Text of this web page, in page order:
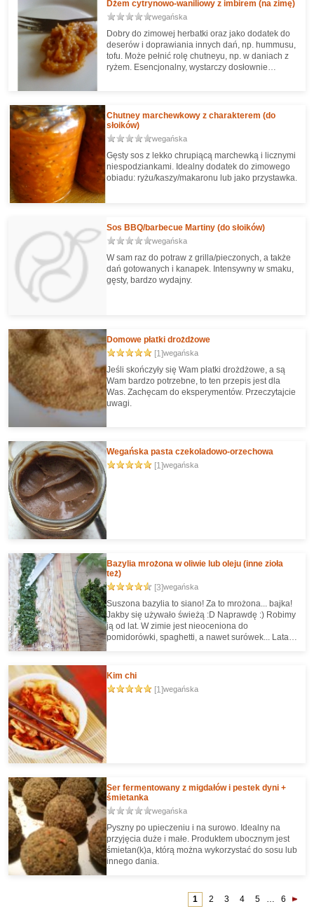
żadnego oleju - bo po kiego! Wcale nie mieli się
łatwiej ani znacząco szybciej. Zysk czasowy jest
minimalny, a dodatkowe puste kalorie lecą. Więc
olewamy olej :)
Dżem cytrynowo-waniliowy z imbirem (na zimę)
wegańska
Dobry do zimowej herbatki oraz jako dodatek do
deserów i doprawiania innych dań, np. hummusu,
tofu. Może pełnić rolę chutneyu, np. w daniach z
ryżem. Esencjonalny, wystarczy dosłownie
Chutney marchewkowy z charakterem (do
słoików)
wegańska
Gęsty sos z lekko chrupiącą marchewką i licznymi
niespodziankami. Idealny dodatek do zimowego
obiadu: ryżu/kaszy/makaronu lub jako przystawka.
Sos BBQ/barbecue Martiny (do słoików)
wegańska
W sam raz do potraw z grilla/pieczonych, a także
dań gotowanych i kanapek. Intensywny w smaku,
gęsty, bardzo wydajny.
Domowe płatki drożdżowe
[1]wegańska
Jeśli skończyły się Wam płatki drożdżowe, a są
Wam bardzo potrzebne, to ten przepis jest dla
Was. Zachęcam do eksperymentów. Przeczytajcie
uwagi.
Wegańska pasta czekoladowo-orzechowa
[1]wegańska
Bazylia mrożona w oliwie lub oleju (inne zioła
też)
[3]wegańska
Suszona bazylia to siano! Za to mrożona... bajka!
Jakby się używało świeżą :D Naprawdę :) Robimy
ją od lat. W zimie jest nieoceniona do
pomidorówki, spaghetti, a nawet surówek... Lata
warszawskich włoskich restauracji, która się u niej
zaopatrywała :)
Kim chi
[1]wegańska
Ser fermentowany z migdałów i pestek dyni +
śmietanka
wegańska
Pyszny po upieczeniu i na surowo. Idealny na
przyjęcia duże i małe. Produktem ubocznym jest
śmietan(k)a, którą można wykorzystać do sosu lub
innego dania.
1 2 3 4 5 … 6